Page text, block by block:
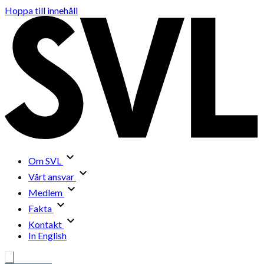
Hoppa till innehåll
Om SVL
Vårt ansvar
Medlem
Fakta
Kontakt
In English